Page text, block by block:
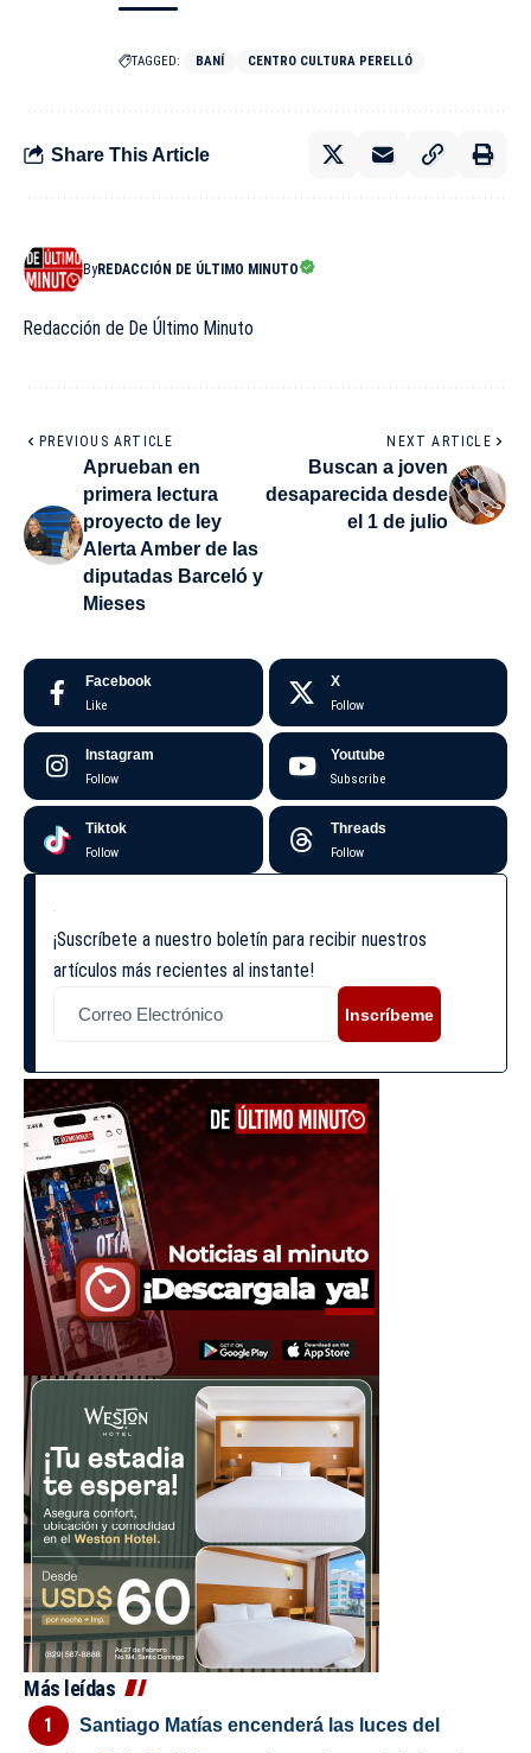
TAGGED: BANÍ CENTRO CULTURA PERELLÓ
Share This Article
ByREDACCIÓN DE ÚLTIMO MINUTO
Redacción de De Último Minuto
PREVIOUS ARTICLE
Aprueban en
primera lectura
proyecto de ley
Alerta Amber de las
diputadas Barceló y
Mieses
NEXT ARTICLE
Buscan a joven
desaparecida desde
el 1 de julio
Facebook
Like
X
Follow
Instagram
Follow
Youtube
Subscribe
Tiktok
Follow
Threads
Follow
¡Suscríbete a nuestro boletín para recibir nuestros
artículos más recientes al instante!
Inscríbeme
Más leídas
Santiago Matías encenderá las luces del